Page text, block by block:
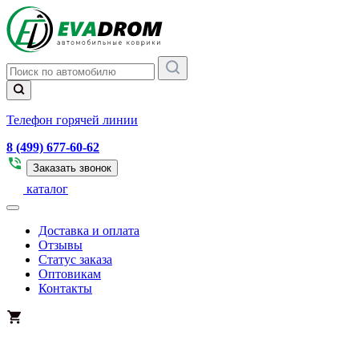
Телефон горячей линии
8 (499) 677-60-62
Заказать звонок
каталог
Доставка и оплата
Отзывы
Статус заказа
Оптовикам
Контакты